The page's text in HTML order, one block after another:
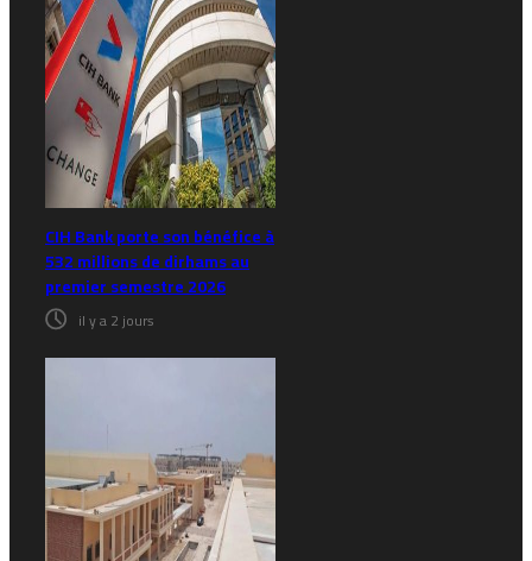
CIH Bank porte son bénéfice à
532 millions de dirhams au
premier semestre 2026
il y a 2 jours